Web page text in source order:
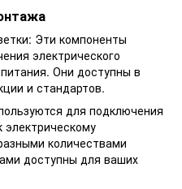
Эти компоненты
электрического
Они доступны в
и стандартов.
для подключения
количествами
доступны для ваших